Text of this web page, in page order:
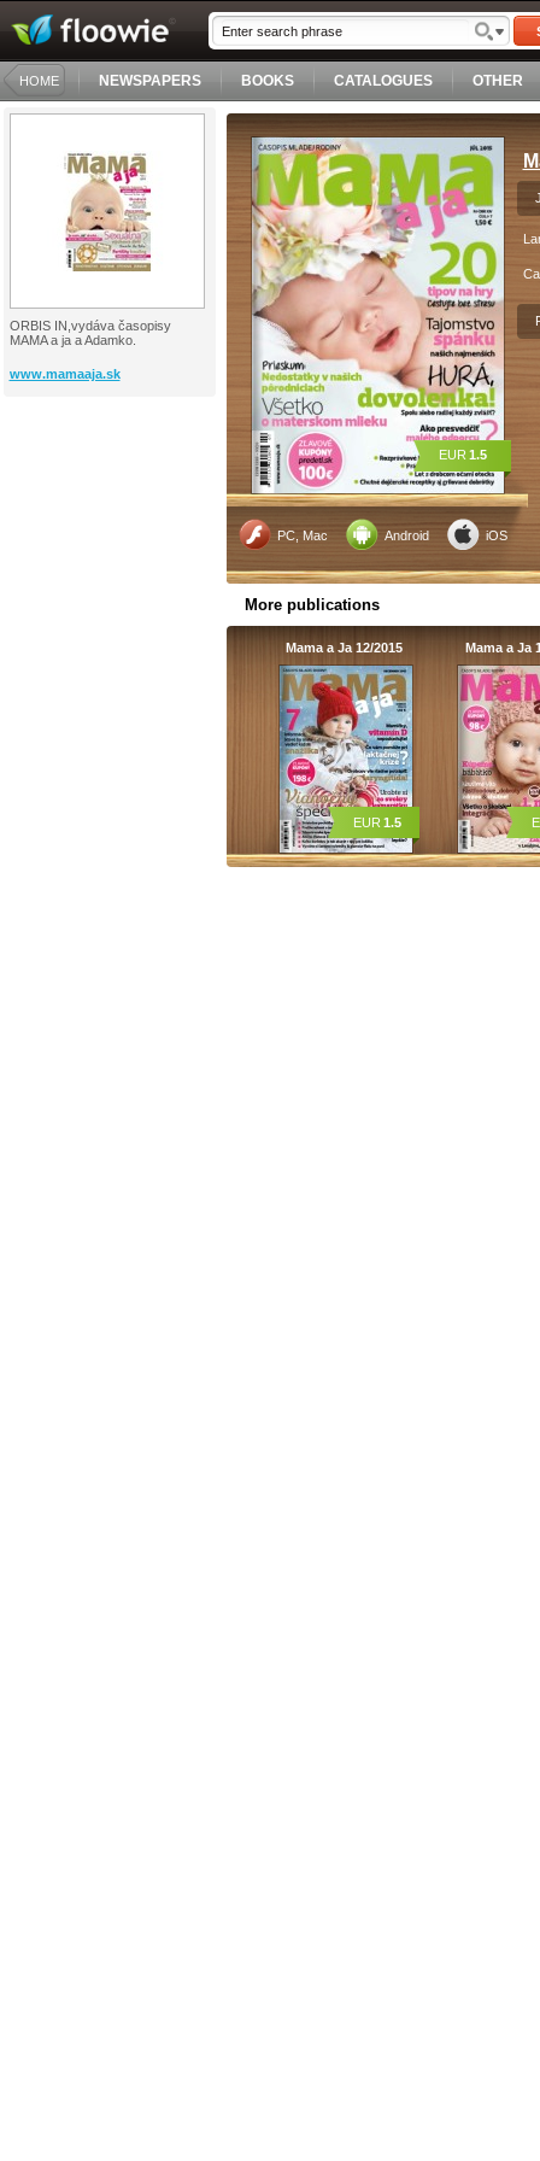
HOME NEWSPAPERS BOOKS CATALOGUES OTHER
ORBIS IN,vydáva časopisy
MAMA a ja a Adamko.
www.mamaaja.sk
PC, Mac Android iOS
EUR 1.5
More publications
Mama a Ja 12/2015
EUR 1.5
Mama a Ja